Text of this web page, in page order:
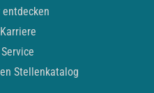
Stellenkatalog